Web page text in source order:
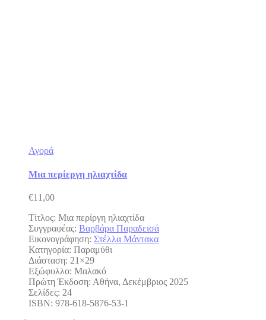
Αγορά
Μια περίεργη ηλιαχτίδα
€11,00
Τίτλος: Μια περίργη ηλιαχτίδα
Συγγραφέας: Βαρβάρα Παραδεισά
Εικονογράφηση: Στέλλα Μάντακα
Κατηγορία: Παραμύθι
Διάσταση: 21×29
Εξώφυλλο: Μαλακό
Πρώτη Έκδοση: Αθήνα, Δεκέμβριος 2025
Σελίδες: 24
ISBN: 978-618-5876-53-1